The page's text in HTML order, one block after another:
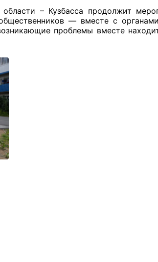
области – Кузбасса продолжит
— вместе с
проблемы вместе